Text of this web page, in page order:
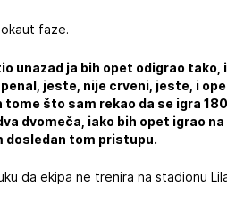
faze.
unazad ja bih opet odigrao
jeste, nije crveni, jeste, i
što sam rekao da se igra
dvomeča, iako bih opet igrao
dosledan tom pristupu.
da ekipa ne trenira na stadionu